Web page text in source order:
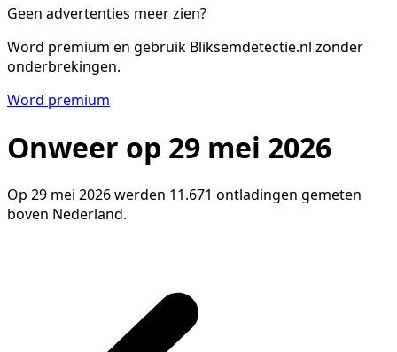
Geen advertenties meer zien?
Word premium en gebruik Bliksemdetectie.nl zonder
onderbrekingen.
Word premium
Onweer op 29 mei 2026
Op 29 mei 2026 werden 11.671 ontladingen gemeten
boven Nederland.